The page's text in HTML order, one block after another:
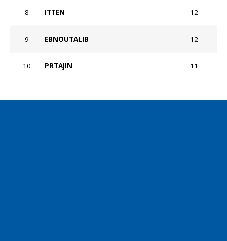
8 ITTEN 12
9 EBNOUTALIB 12
10 PRTAJIN 11